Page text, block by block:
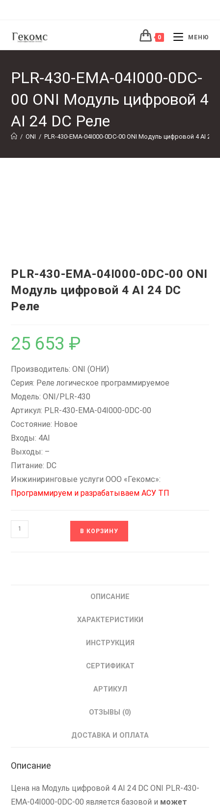
0 МЕНЮ
PLR-430-EMA-04I000-0DC-
00 ONI Модуль цифровой 4
AI 24 DC Реле
/ ONI / PLR-430-EMA-04I000-0DC-00 ONI Модуль цифровой 4 AI 24
PLR-430-EMA-04I000-0DC-00 ONI
Модуль цифровой 4 AI 24 DC
Реле
25 653 ₽
Производитель: ONI (ОНИ)
Серия: Реле логическое программируемое
Модель: ONI/PLR-430
Артикул: PLR-430-EMA-04I000-0DC-00
Состояние: Новое
Входы: 4AI
Выходы: –
Питание: DC
Инжиниринговые услуги ООО «Гекомс»:
Программируем и разрабатываем АСУ ТП
Количество
товара
В КОРЗИНУ
ОПИСАНИЕ
ХАРАКТЕРИСТИКИ
ИНСТРУКЦИЯ
СЕРТИФИКАТ
АРТИКУЛ
ОТЗЫВЫ (0)
ДОСТАВКА И ОПЛАТА
Описание
Цена на Модуль цифровой 4 AI 24 DC ONI PLR-430-
EMA-04I000-0DC-00 является базовой и может